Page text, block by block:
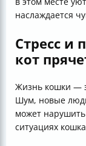
наслаждается
Стресс и
кот
Жизнь кошки —
Шум, новые
может
ситуациях